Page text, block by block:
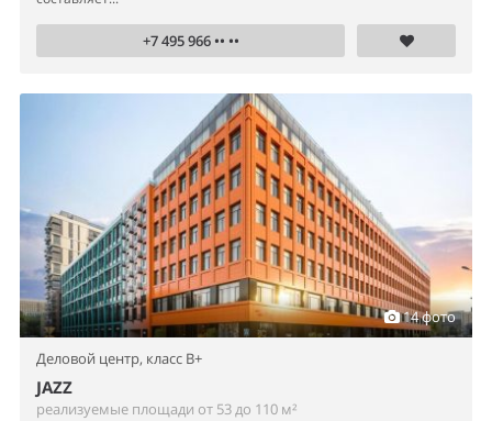
+7 495 966 •• ••
14 фото
Деловой центр, класс B+
JAZZ
реализуемые площади от 53 до 110 м²